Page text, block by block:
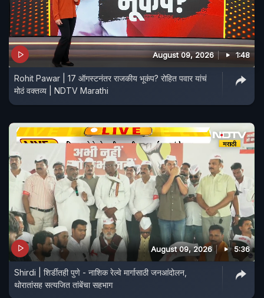
August 09, 2026 1:48
Rohit Pawar | 17 ऑगस्टनंतर राजकीय भूकंप? रोहित पवार यांचं
मोठं वक्तव्य | NDTV Marathi
August 09, 2026 5:36
Shirdi | शिर्डीतही पुणे - नाशिक रेल्वे मार्गासाठी जनआंदोलन,
थोरातांसह सत्यजित तांबेंचा सहभाग